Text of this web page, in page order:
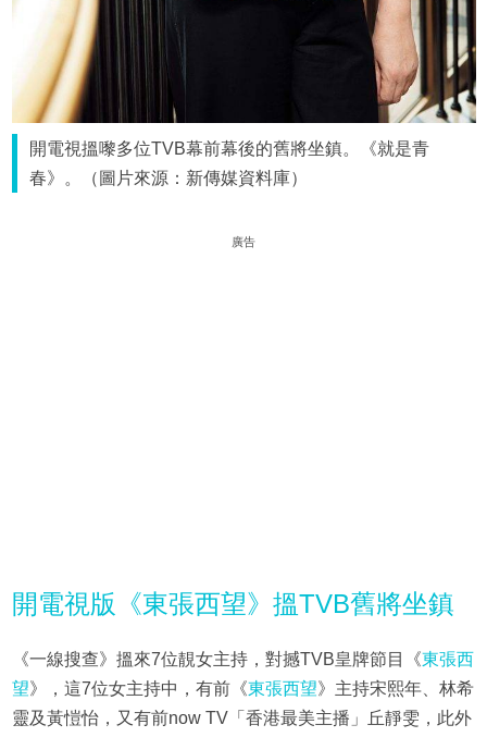
開電視搵嚟多位TVB幕前幕後的舊將坐鎮。《就是青
春》。（圖片來源：新傳媒資料庫）
廣告
開電視版《東張西望》搵TVB舊將坐鎮
《一線搜查》搵來7位靚女主持，對撼TVB皇牌節目《東張西
望》，這7位女主持中，有前《東張西望》主持宋熙年、林希
靈及黃愷怡，又有前now TV「香港最美主播」丘靜雯，此外